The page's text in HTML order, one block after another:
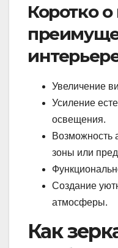
Коротко
Увеличение
Усиление
освещения.
Возможность
зоны или
Создание
атмосферы.
Как